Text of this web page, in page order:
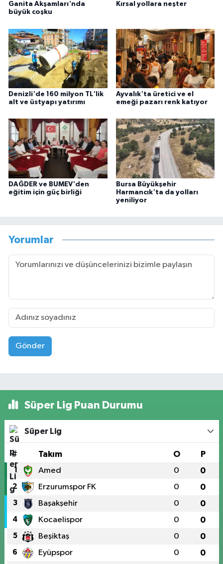
Ganita Akşamları'nda
büyük coşku
Kırsal yollara neşter
Denizli'de 160 milyon TL'lik
alt ve üstyapı yatırımı
Ayvalık'ta üretici ve el
emeği pazarı renk katıyor
DAĞDER ve BUMEV'den
eğitim için güç birliği
Bursa Büyükşehir
Harmancık'ta da yolları
yeniliyor
Yorumlar
Gönder
Süper Lig Puan Durumu
Süper Lig
# Takım O P
1 Amed 0 0
2 Erzurumspor FK 0 0
3 Başakşehir 0 0
4 Kocaelispor 0 0
5 Beşiktaş 0 0
6 Eyüpspor 0 0